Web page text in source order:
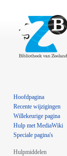
Hoofdpagina
Recente wijzigingen
Willekeurige pagina
Hulp met MediaWiki
Speciale pagina's
Hulpmiddelen